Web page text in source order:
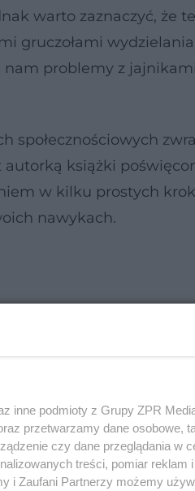
warto zaznaczyć, że
gruczołami
problemy z
społecznościowych
autorką książki
w kilku prostych
nawykach.
inne podmioty z Grupy ZPR
przetwarzamy dane osobowe,
czy dane przeglądania w
treści, pomiar reklam
i Zaufani Partnerzy możemy